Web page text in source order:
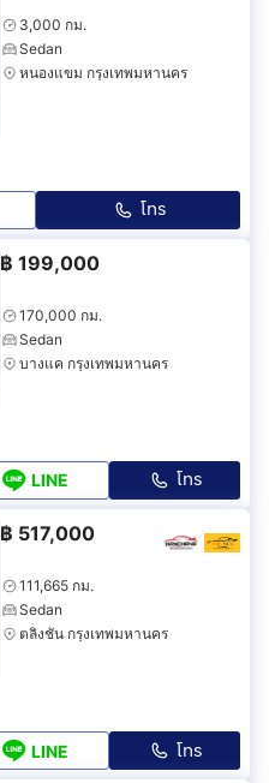
3,000 กม.
Sedan
หนองแขม กรุงเทพมหานคร
โทร
฿ 199,000
170,000 กม.
Sedan
บางแค กรุงเทพมหานคร
LINE โทร
฿ 517,000
111,665 กม.
Sedan
ตลิ่งชัน กรุงเทพมหานคร
LINE โทร